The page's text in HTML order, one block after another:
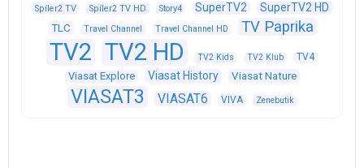
Spíler2 TV
Spíler2 TV HD Story4 SuperTV2 SuperTV2 HD
TLC Travel Channel Travel Channel HD TV Paprika
TV2 TV2 HD TV2 Kids TV2 Klub TV4
Viasat Explore Viasat History Viasat Nature
VIASAT3 VIASAT6 VIVA Zenebutik